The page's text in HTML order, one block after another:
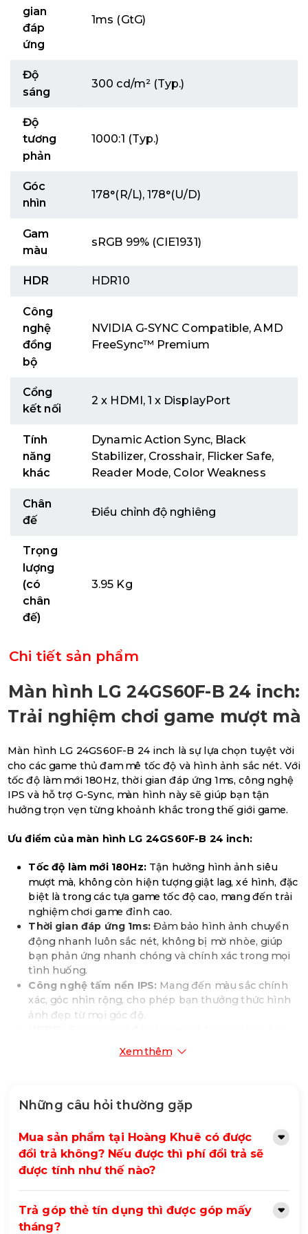
gian
đáp
ứng
1ms (GtG)
Độ
sáng
300 cd/m² (Typ.)
Độ
tương
phản
1000:1 (Typ.)
Góc
nhìn
178°(R/L), 178°(U/D)
Gam
màu
sRGB 99% (CIE1931)
HDR HDR10
Công
nghệ
đồng
bộ
NVIDIA G-SYNC Compatible, AMD
FreeSync™ Premium
Cổng
kết nối
2 x HDMI, 1 x DisplayPort
Tính
năng
khác
Dynamic Action Sync, Black
Stabilizer, Crosshair, Flicker Safe,
Reader Mode, Color Weakness
Chân
đế
Điều chỉnh độ nghiêng
Trọng
lượng
(có
chân
đế)
3.95 Kg
Chi tiết sản phẩm
Màn hình LG 24GS60F-B 24 inch:
Trải nghiệm chơi game mượt mà
Màn hình LG 24GS60F-B 24 inch là sự lựa chọn tuyệt vời
cho các game thủ đam mê tốc độ và hình ảnh sắc nét. Với
tốc độ làm mới 180Hz, thời gian đáp ứng 1ms, công nghệ
IPS và hỗ trợ G-Sync, màn hình này sẽ giúp bạn tận
hưởng trọn vẹn từng khoảnh khắc trong thế giới game.
Ưu điểm của màn hình LG 24GS60F-B 24 inch:
Tốc độ làm mới 180Hz:Tận hưởng hình ảnh siêu
mượt mà, không còn hiện tượng giật lag, xé hình, đặc
biệt là trong các tựa game tốc độ cao, mang đến trải
nghiệm chơi game đỉnh cao.
Thời gian đáp ứng 1ms:Đảm bảo hình ảnh chuyển
động nhanh luôn sắc nét, không bị mờ nhòe, giúp
bạn phản ứng nhanh chóng và chính xác trong mọi
tình huống.
Công nghệ tấm nền IPS: Mang đến màu sắc chính
xác, góc nhìn rộng, cho phép bạn thưởng thức hình
ảnh đẹp từ mọi góc độ.
là trong các cảnh tối và sáng.
của màn hình với card đồ họa NVIDIA, mang lại trải
Thiết kế viền mỏng 3 cạnh:Tạo cảm giác không gian
rộng mở, tập trung tối đa vào nội dung hiển thị.
Chân đế điều chỉnh linh hoạt: Cho phép điều chỉnh
độ nghiêng để tìm được vị trí xem thoải mái nhất.
giúp bạn phản ứng nhanh hơn với các hành động
trong game.
Xem thêm
Những câu hỏi thường gặp
Mua sản phẩm tại Hoàng Khuê có được
đổi trả không? Nếu được thì phí đổi trả sẽ
được tính như thế nào?
Trả góp thẻ tín dụng thì được góp mấy
tháng?